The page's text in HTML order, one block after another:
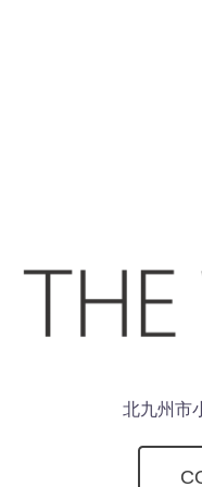
北九州市